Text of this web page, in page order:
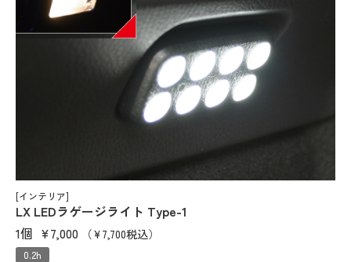
[インテリア]
LX LEDラゲージライト Type-1
1個 ¥7,000 （¥7,700税込）
0.2h